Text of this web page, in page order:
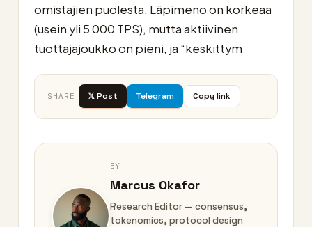
omistajien puolesta. Läpimeno on korkeaa
(usein yli 5 000 TPS), mutta aktiivinen
tuottajajoukko on pieni, ja “keskittym
SHARE 𝕏 Post Telegram Copy link
BY
Marcus Okafor
Research Editor — consensus,
tokenomics, protocol design